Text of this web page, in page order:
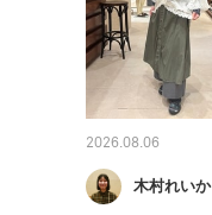
2026.08.06
木村れいか